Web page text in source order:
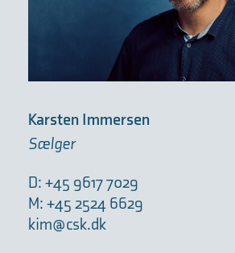
Karsten Immersen
Sælger
D: +45 9617 7029
M: +45 2524 6629
kim@csk.dk